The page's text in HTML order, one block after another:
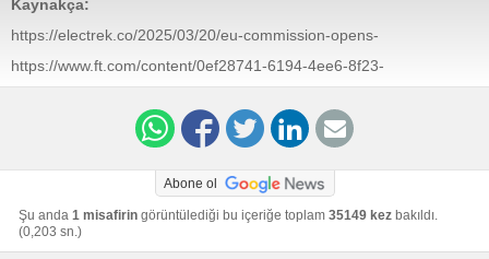
Kaynakça:
https://electrek.co/2025/03/20/eu-commission-opens-
https://www.ft.com/content/0ef28741-6194-4ee6-8f23-
945415de7458
Abone ol
Şu anda 1 misafirin görüntülediği bu içeriğe toplam 35149 kez bakıldı.
(0,203 sn.)